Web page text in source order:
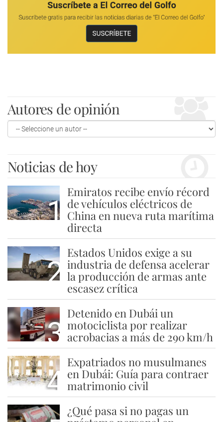
Autores de opinión
Noticias de hoy
1
Emiratos recibe envío récord
de vehículos eléctricos de
China en nueva ruta marítima
directa
2
Estados Unidos exige a su
industria de defensa acelerar
la producción de armas ante
escasez crítica
3
Detenido en Dubái un
motociclista por realizar
acrobacias a más de 290 km/h
4
Expatriados no musulmanes
en Dubái: Guía para contraer
matrimonio civil
¿Qué pasa si no pagas un